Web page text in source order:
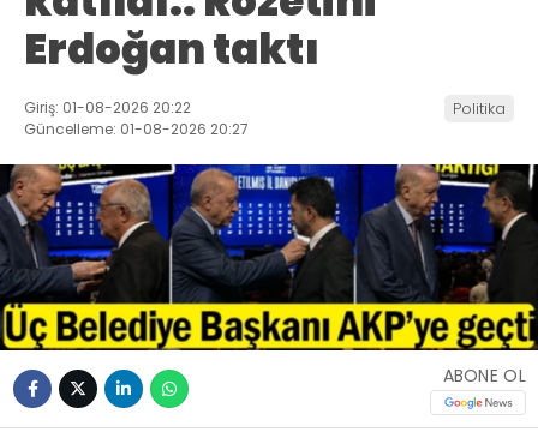
Erdoğan taktı
Giriş: 01-08-2026 20:22
Güncelleme: 01-08-2026 20:27
Politika
ABONE OL